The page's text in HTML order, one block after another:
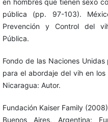
pública (pp. 97-103).
Prevención y Control del
Pública.
Fondo de las Naciones
para el abordaje del vih en
Nicaragua: Autor.
Fundación Kaiser Family
Buenos Aires, Argentina: